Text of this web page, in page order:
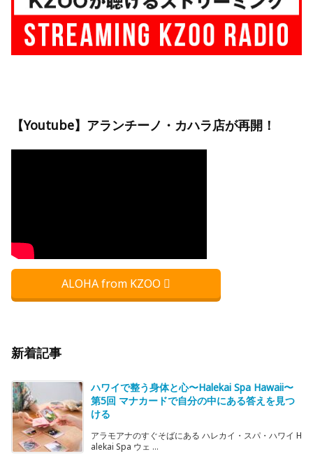
【Youtube】アランチーノ・カハラ店が再開！
ALOHA from KZOO
新着記事
ハワイで整う身体と心〜Halekai Spa Hawaii〜
第5回 マナカードで自分の中にある答えを見つ
ける
アラモアナのすぐそばにある ハレカイ・スパ・ハワイ H
alekai Spa ウェ ...